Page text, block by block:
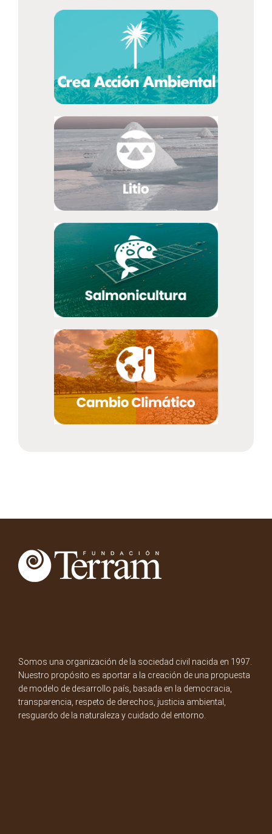
Somos una organización de la sociedad civil nacida en 1997.
Nuestro propósito es aportar a la creación de una propuesta
de modelo de desarrollo país, basada en la democracia,
transparencia, respeto de derechos, justicia ambiental,
resguardo de la naturaleza y cuidado del entorno.